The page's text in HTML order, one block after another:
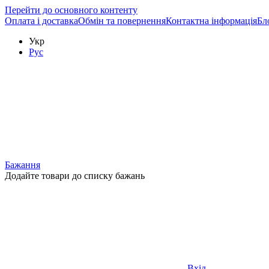
Перейти до основного контенту
Оплата і доставкаОбмін та поверненняКонтактна інформація
Укр
Рус
Бажання
Додайте товари до списку бажань